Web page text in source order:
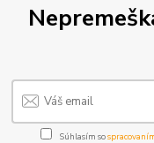
Súhlasím so